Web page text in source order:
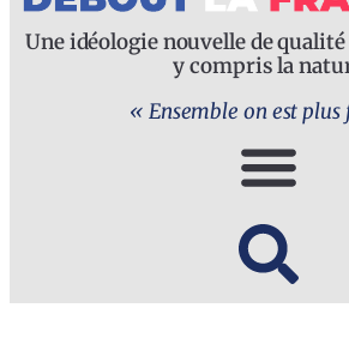
Une idéologie nouvelle de
y compris la
« Ensemble on est plus